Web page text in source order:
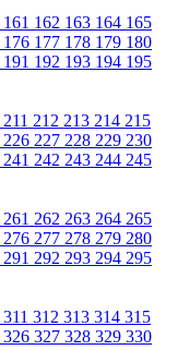
161 162 163 164 165
176 177 178 179 180
191 192 193 194 195
211 212 213 214 215
226 227 228 229 230
241 242 243 244 245
261 262 263 264 265
276 277 278 279 280
291 292 293 294 295
311 312 313 314 315
326 327 328 329 330